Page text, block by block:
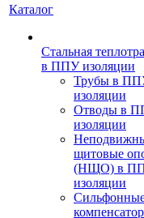
Каталог
Стальная
в ППУ изоляции
Трубы в
изоляции
Отводы в
изоляции
щитовые
(НЩО) в
изоляции